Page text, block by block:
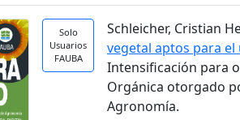
Solo
Usuarios
FAUBA
Schleicher, Cristian
vegetal aptos para
Intensificación para
Orgánica otorgado
Agronomía.